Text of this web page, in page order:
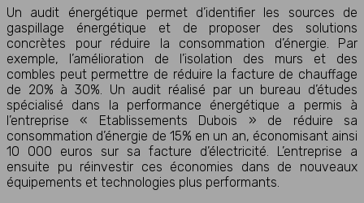
Un audit énergétique permet d’identifier les sources de
gaspillage énergétique et de proposer des solutions
concrètes pour réduire la consommation d’énergie. Par
exemple, l’amélioration de l’isolation des murs et des
combles peut permettre de réduire la facture de chauffage
de 20% à 30%. Un audit réalisé par un bureau d’études
spécialisé dans la performance énergétique a permis à
l’entreprise « Etablissements Dubois » de réduire sa
consommation d’énergie de 15% en un an, économisant ainsi
10 000 euros sur sa facture d’électricité. L’entreprise a
ensuite pu réinvestir ces économies dans de nouveaux
équipements et technologies plus performants.